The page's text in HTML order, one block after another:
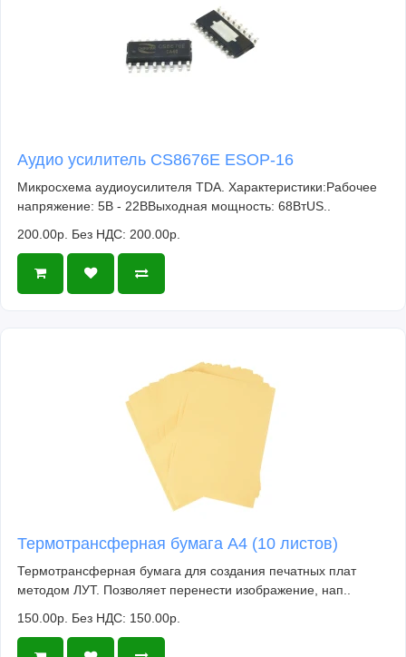
Аудио усилитель CS8676E ESOP-16
Микросхема аудиоусилителя TDA. Характеристики:Рабочее
напряжение: 5В - 22ВВыходная мощность: 68ВтUS..
200.00р. Без НДС: 200.00р.
Термотрансферная бумага А4 (10 листов)
Термотрансферная бумага для создания печатных плат
методом ЛУТ. Позволяет перенести изображение, нап..
150.00р. Без НДС: 150.00р.